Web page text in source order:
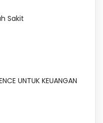
Sakit
UNTUK KEUANGAN